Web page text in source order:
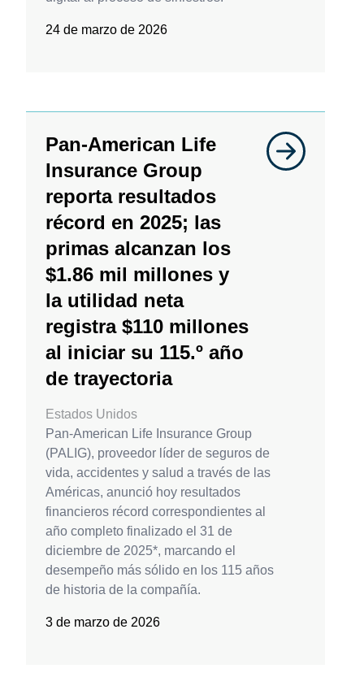
24 de marzo de 2026
Pan-American Life
Insurance Group
reporta resultados
récord en 2025; las
primas alcanzan los
$1.86 mil millones y
la utilidad neta
registra $110 millones
al iniciar su 115.º año
de trayectoria
Estados Unidos
Pan-American Life Insurance Group
(PALIG), proveedor líder de seguros de
vida, accidentes y salud a través de las
Américas, anunció hoy resultados
financieros récord correspondientes al
año completo finalizado el 31 de
diciembre de 2025*, marcando el
desempeño más sólido en los 115 años
de historia de la compañía.
3 de marzo de 2026